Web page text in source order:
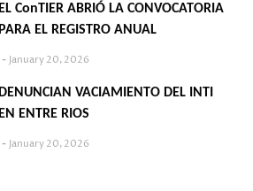
EL ConTIER ABRIÓ LA CONVOCATORIA
PARA EL REGISTRO ANUAL
January 20, 2026
DENUNCIAN VACIAMIENTO DEL INTI
EN ENTRE RIOS
January 20, 2026